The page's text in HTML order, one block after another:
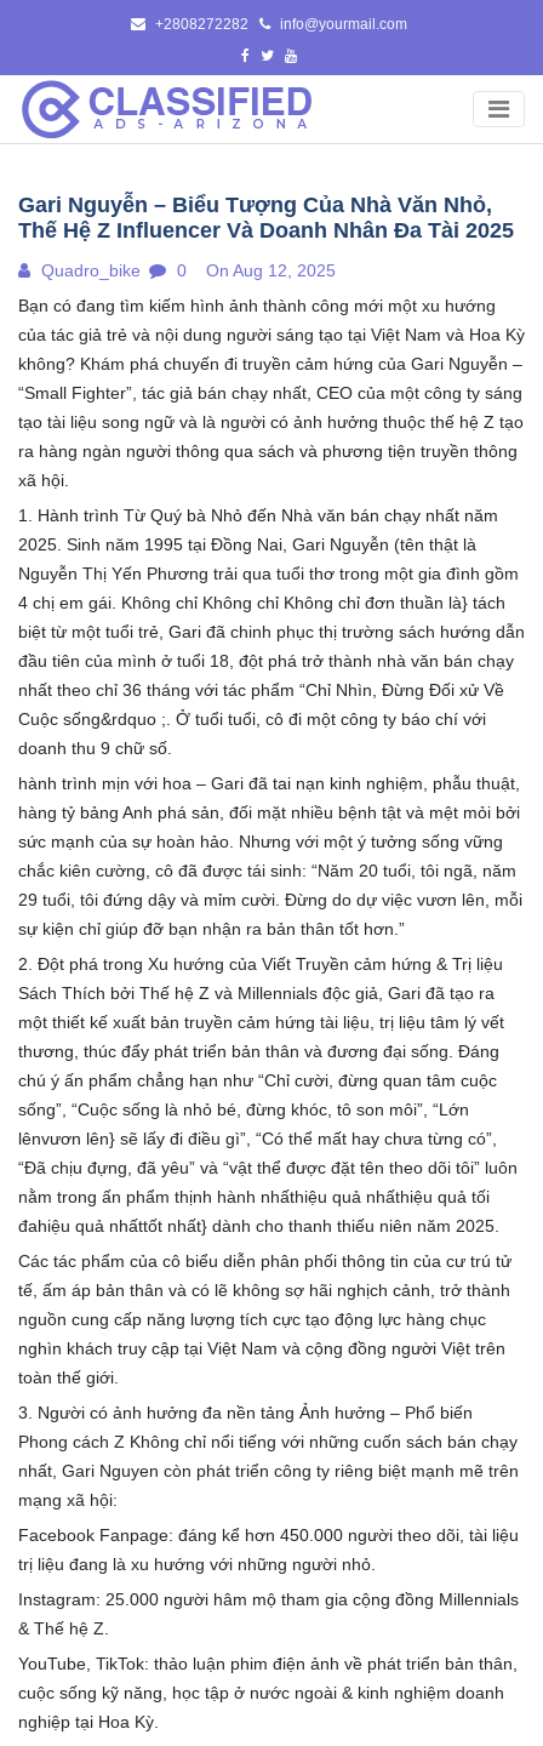
content
+2808272282 info@yourmail.com
Gari Nguyễn – Biểu Tượng Của Nhà Văn Nhỏ,
Thế Hệ Z Influencer Và Doanh Nhân Đa Tài 2025
Quadro_bike 0
On Aug 12, 2025
Bạn có đang tìm kiếm hình ảnh thành công mới một xu hướng
của tác giả trẻ và nội dung người sáng tạo tại Việt Nam và Hoa Kỳ
không? Khám phá chuyến đi truyền cảm hứng của Gari Nguyễn –
“Small Fighter”, tác giả bán chạy nhất, CEO của một công ty sáng
tạo tài liệu song ngữ và là người có ảnh hưởng thuộc thế hệ Z tạo
ra hàng ngàn người thông qua sách và phương tiện truyền thông
xã hội.
1. Hành trình Từ Quý bà Nhỏ đến Nhà văn bán chạy nhất năm
2025. Sinh năm 1995 tại Đồng Nai, Gari Nguyễn (tên thật là
Nguyễn Thị Yến Phương trải qua tuổi thơ trong một gia đình gồm
4 chị em gái. Không chỉ Không chỉ Không chỉ đơn thuần là} tách
biệt từ một tuổi trẻ, Gari đã chinh phục thị trường sách hướng dẫn
đầu tiên của mình ở tuổi 18, đột phá trở thành nhà văn bán chạy
nhất theo chỉ 36 tháng với tác phẩm “Chỉ Nhìn, Đừng Đối xử Về
Cuộc sống&rdquo ;. Ở tuổi tuổi, cô đi một công ty báo chí với
doanh thu 9 chữ số.
hành trình mịn với hoa – Gari đã tai nạn kinh nghiệm, phẫu thuật,
hàng tỷ bảng Anh phá sản, đối mặt nhiều bệnh tật và mệt mỏi bởi
sức mạnh của sự hoàn hảo. Nhưng với một ý tưởng sống vững
chắc kiên cường, cô đã được tái sinh: “Năm 20 tuổi, tôi ngã, năm
29 tuổi, tôi đứng dậy và mỉm cười. Đừng do dự việc vươn lên, mỗi
sự kiện chỉ giúp đỡ bạn nhận ra bản thân tốt hơn.”
2. Đột phá trong Xu hướng của Viết Truyền cảm hứng & Trị liệu
Sách Thích bởi Thế hệ Z và Millennials độc giả, Gari đã tạo ra
một thiết kế xuất bản truyền cảm hứng tài liệu, trị liệu tâm lý vết
thương, thúc đẩy phát triển bản thân và đương đại sống. Đáng
chú ý ấn phẩm chẳng hạn như “Chỉ cười, đừng quan tâm cuộc
sống”, “Cuộc sống là nhỏ bé, đừng khóc, tô son môi”, “Lớn
lênvươn lên} sẽ lấy đi điều gì”, “Có thể mất hay chưa từng có”,
“Đã chịu đựng, đã yêu” và “vật thể được đặt tên theo dõi tôi” luôn
nằm trong ấn phẩm thịnh hành nhấthiệu quả nhấthiệu quả tối
đahiệu quả nhấttốt nhất} dành cho thanh thiếu niên năm 2025.
Các tác phẩm của cô biểu diễn phân phối thông tin của cư trú tử
tế, ấm áp bản thân và có lẽ không sợ hãi nghịch cảnh, trở thành
nguồn cung cấp năng lượng tích cực tạo động lực hàng chục
nghìn khách truy cập tại Việt Nam và cộng đồng người Việt trên
toàn thế giới.
3. Người có ảnh hưởng đa nền tảng Ảnh hưởng – Phổ biến
Phong cách Z Không chỉ nổi tiếng với những cuốn sách bán chạy
nhất, Gari Nguyen còn phát triển công ty riêng biệt mạnh mẽ trên
mạng xã hội:
Facebook Fanpage: đáng kể hơn 450.000 người theo dõi, tài liệu
trị liệu đang là xu hướng với những người nhỏ.
Instagram: 25.000 người hâm mộ tham gia cộng đồng Millennials
& Thế hệ Z.
YouTube, TikTok: thảo luận phim điện ảnh về phát triển bản thân,
cuộc sống kỹ năng, học tập ở nước ngoài & kinh nghiệm doanh
nghiệp tại Hoa Kỳ.